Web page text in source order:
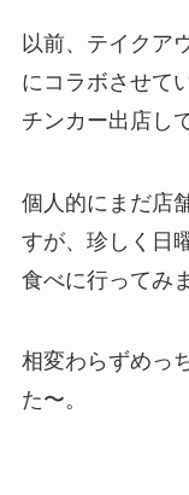
以前、テイクア
にコラボさせて
チンカー出店し
個人的にまだ店
すが、珍しく日
食べに行ってみ
相変わらずめっ
た〜。